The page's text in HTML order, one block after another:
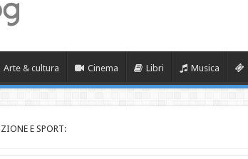
Arte & cultura Cinema Libri Musica
E SPORT: